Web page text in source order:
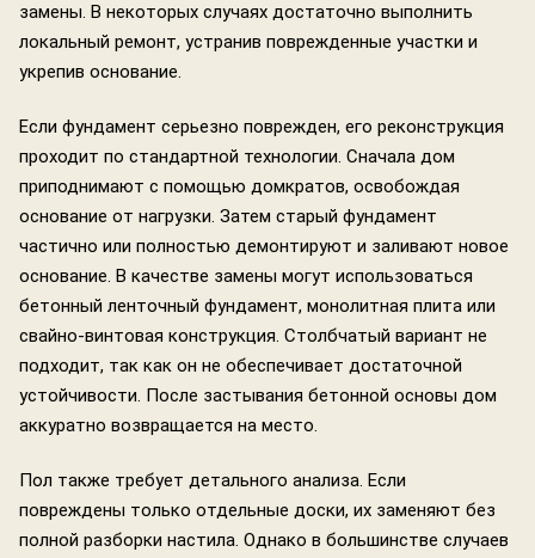
замены. В некоторых случаях достаточно выполнить
локальный ремонт, устранив поврежденные участки и
укрепив основание.
Если фундамент серьезно поврежден, его реконструкция
проходит по стандартной технологии. Сначала дом
приподнимают с помощью домкратов, освобождая
основание от нагрузки. Затем старый фундамент
частично или полностью демонтируют и заливают новое
основание. В качестве замены могут использоваться
бетонный ленточный фундамент, монолитная плита или
свайно-винтовая конструкция. Столбчатый вариант не
подходит, так как он не обеспечивает достаточной
устойчивости. После застывания бетонной основы дом
аккуратно возвращается на место.
Пол также требует детального анализа. Если
повреждены только отдельные доски, их заменяют без
полной разборки настила. Однако в большинстве случаев